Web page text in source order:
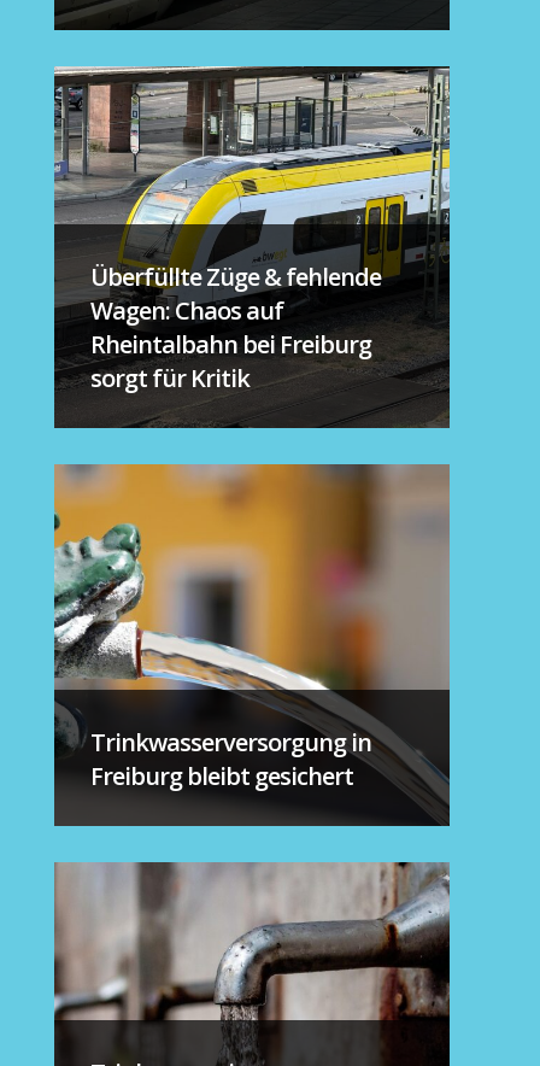
Überfüllte Züge & fehlende
Wagen: Chaos auf
Rheintalbahn bei Freiburg
sorgt für Kritik
Trinkwasserversorgung in
Freiburg bleibt gesichert